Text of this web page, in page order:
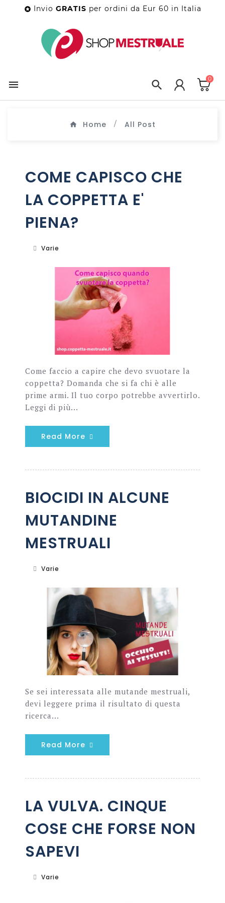
 Invio GRATIS per ordini da Eur 60 in Italia
  0
Home All Post
COME CAPISCO CHE
LA COPPETTA E'
PIENA?
Varie
Come faccio a capire che devo svuotare la
coppetta? Domanda che si fa chi è alle
prime armi. Il tuo corpo potrebbe avvertirlo.
Leggi di più...
Read More
BIOCIDI IN ALCUNE
MUTANDINE
MESTRUALI
Varie
Se sei interessata alle mutande mestruali,
devi leggere prima il risultato di questa
ricerca...
Read More
LA VULVA. CINQUE
COSE CHE FORSE NON
SAPEVI
Varie